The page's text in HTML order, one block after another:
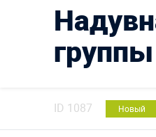
группы
ID 1087 Новый